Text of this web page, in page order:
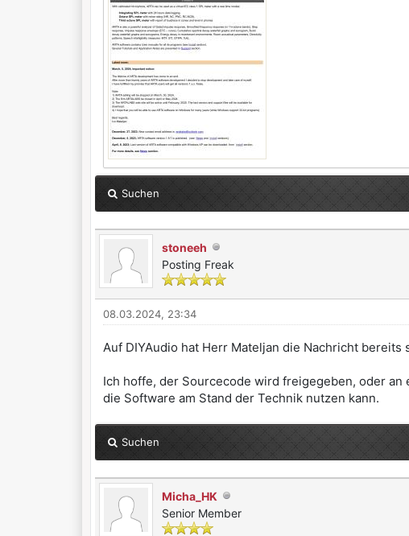
Suchen
stoneeh
Posting Freak
08.03.2024, 23:34
Auf DIYAudio hat Herr Mateljan die Nachricht bereits
Ich hoffe, der Sourcecode wird freigegeben, oder
die Software am Stand der Technik nutzen kann.
Suchen
Micha_HK
Senior Member